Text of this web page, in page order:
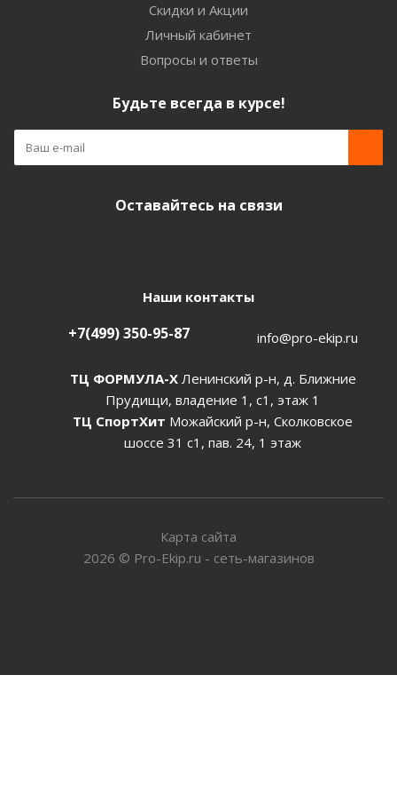
Скидки и Акции
Личный кабинет
Вопросы и ответы
Будьте всегда в курсе!
Оставайтесь на связи
Наши контакты
+7(499) 350-95-87 info@pro-ekip.ru
ТЦ ФОРМУЛА-ХЛенинский р-н, д. Ближние
Прудищи, владение 1, с1, этаж 1
ТЦ СпортХит Можайский р-н, Сколковское
шоссе 31 с1, пав. 24, 1 этаж
Карта сайта
2026 © Pro-Ekip.ru - сеть-магазинов